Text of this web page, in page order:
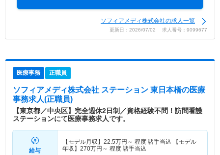
ソフィアメディ株式会社の求人一覧
更新日：2026/07/02 求人番号：9099677
医療事務 正職員
ソフィアメディ株式会社 ステーション 東日本橋の医療
事務求人(正職員)
【東京都／中央区】完全週休2日制／資格経験不問！訪問看護
ステーションにて医療事務求人です。
給与
【モデル月収】 22.5万円～ 程度 諸手当込 【モデル
年収】 270万円～ 程度 諸手当込